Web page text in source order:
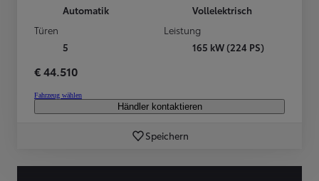
Automatik
Vollelektrisch
Türen
5
Leistung
165 kW (224 PS)
€ 44.510
Fahrzeug wählen
Händler kontaktieren
Speichern